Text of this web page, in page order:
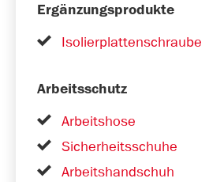
Ergänzungsprodukte
Isolierplattenschraube
Arbeitsschutz
Arbeitshose
Sicherheitsschuhe
Arbeitshandschuh